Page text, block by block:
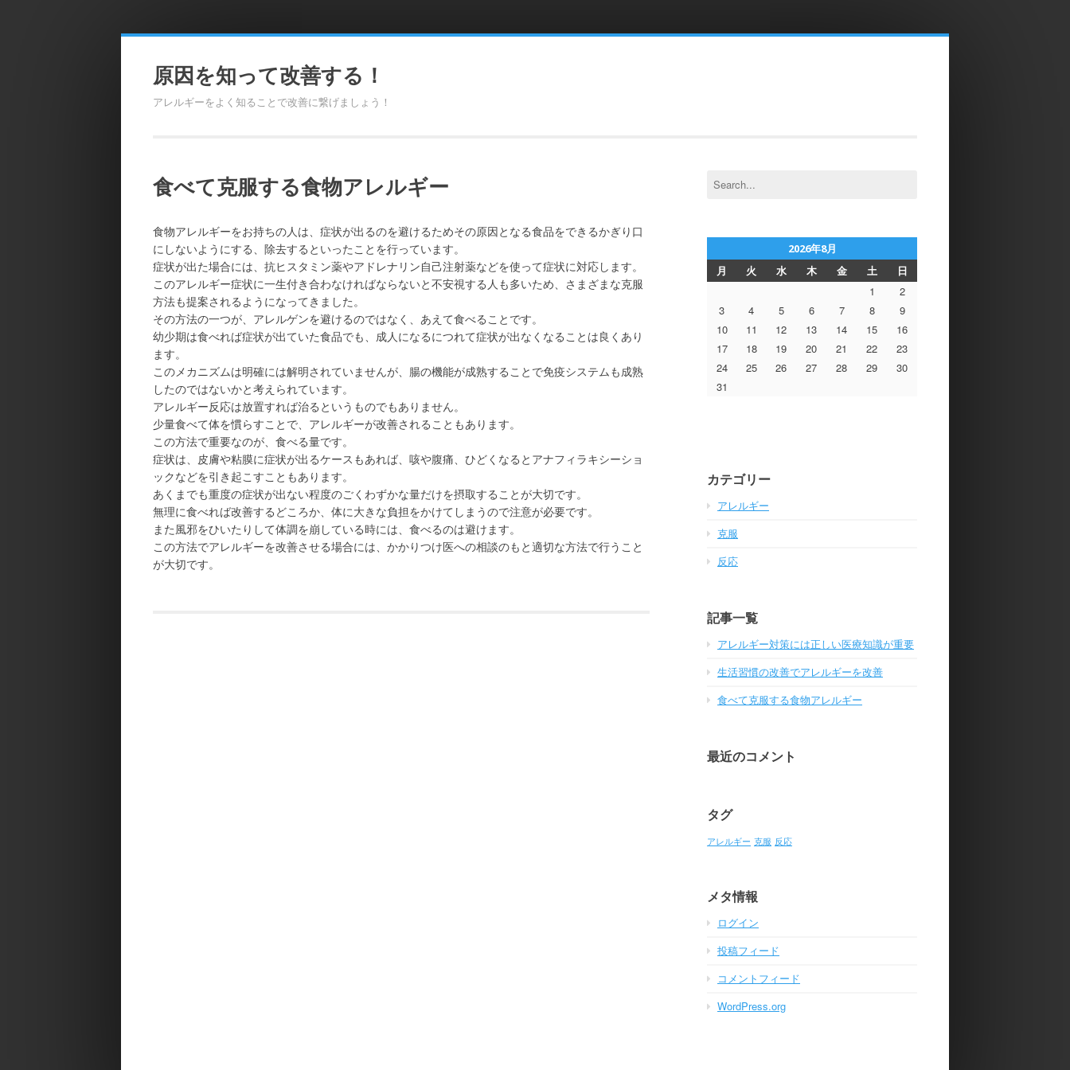
to
content
原因を知って改善する！
アレルギーをよく知ることで改善に繋げましょう！
食べて克服する食物アレルギー
食物アレルギーをお持ちの人は、症状が出るのを避けるためその原因となる食品をできるかぎり口
にしないようにする、除去するといったことを行っています。
症状が出た場合には、抗ヒスタミン薬やアドレナリン自己注射薬などを使って症状に対応します。
このアレルギー症状に一生付き合わなければならないと不安視する人も多いため、さまざまな克服
方法も提案されるようになってきました。
その方法の一つが、アレルゲンを避けるのではなく、あえて食べることです。
幼少期は食べれば症状が出ていた食品でも、成人になるにつれて症状が出なくなることは良くあり
ます。
このメカニズムは明確には解明されていませんが、腸の機能が成熟することで免疫システムも成熟
したのではないかと考えられています。
アレルギー反応は放置すれば治るというものでもありません。
少量食べて体を慣らすことで、アレルギーが改善されることもあります。
この方法で重要なのが、食べる量です。
症状は、皮膚や粘膜に症状が出るケースもあれば、咳や腹痛、ひどくなるとアナフィラキシーショ
ックなどを引き起こすこともあります。
あくまでも重度の症状が出ない程度のごくわずかな量だけを摂取することが大切です。
無理に食べれば改善するどころか、体に大きな負担をかけてしまうので注意が必要です。
また風邪をひいたりして体調を崩している時には、食べるのは避けます。
この方法でアレルギーを改善させる場合には、かかりつけ医への相談のもと適切な方法で行うこと
が大切です。
Search
for:
2026年8月
月 火 水 木 金 土
日
1
2
3
4 5 6 7 8
9
10
11 12 13 14 15
16
17
18 19 20 21 22
23
24
25 26 27 28 29
30
31
カテゴリー
アレルギー
克服
反応
記事一覧
アレルギー対策には正しい医療知識が重要
生活習慣の改善でアレルギーを改善
食べて克服する食物アレルギー
最近のコメント
タグ
アレルギー 克服 反応
メタ情報
ログイン
投稿フィード
コメントフィード
WordPress.org